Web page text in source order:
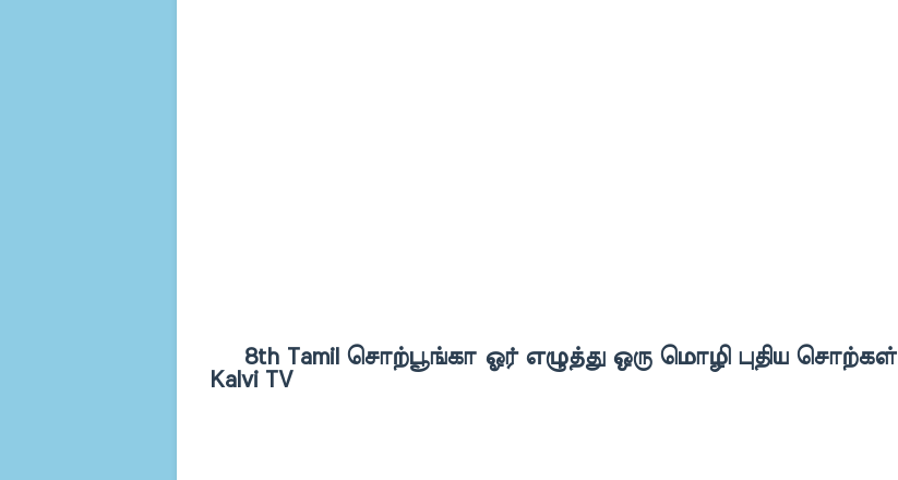
8th Tamil சொற்பூங்கா ஓர் எழுத்து ஒரு மொழி புதிய சொற்கள்
Kalvi TV